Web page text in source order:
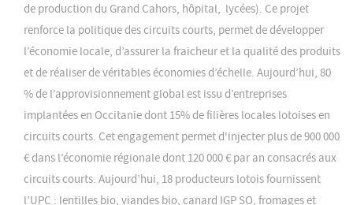
de production du Grand Cahors, hôpital, lycées). Ce projet
renforce la politique des circuits courts, permet de développer
l’économie locale, d’assurer la fraicheur et la qualité des produits
et de réaliser de véritables économies d’échelle. Aujourd’hui, 80
% de l’approvisionnement global est issu d’entreprises
implantées en Occitanie dont 15% de filières locales lotoises en
circuits courts. Cet engagement permet d'injecter plus de 900 000
€ dans l’économie régionale dont 120 000 € par an consacrés aux
circuits courts. Aujourd’hui, 18 producteurs lotois fournissent